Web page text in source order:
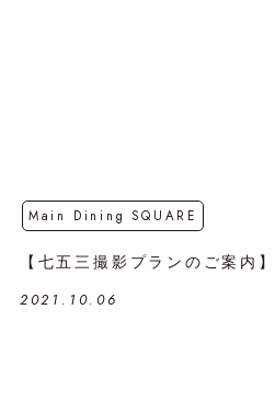
Main Dining SQUARE
【七五三撮影プランのご案内】
2021.10.06